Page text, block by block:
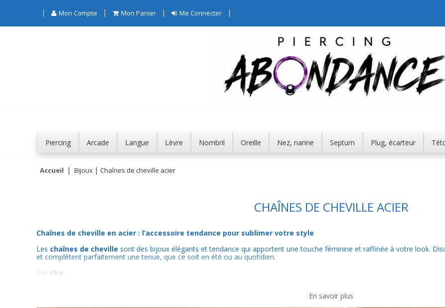
Mon Compte Mon Panier Me Connecter
Piercing Arcade Langue Lèvre Nombril Oreille Nez, narine Septum Plug, écarteur
Accueil Bijoux Chaînes de cheville acier
CHAÎNES DE CHEVILLE ACIER
Chaînes de cheville en acier : l’accessoire tendance pour sublimer votre style
Les chaînes de cheville sont des bijoux élégants et tendance qui apportent une touche féminine et raffinée à votre look.
et complètent parfaitement une tenue, que ce soit en été ou au quotidien.
Les cha...
En savoir plus